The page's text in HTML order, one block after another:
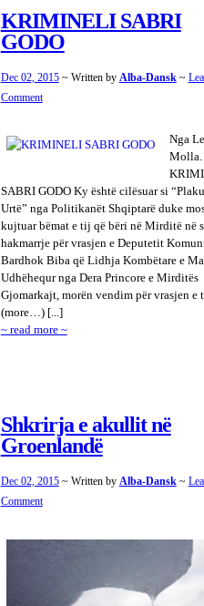
KRIMINELI SABRI
GODO
Dec 02, 2015 ~ Written by Alba-Dansk ~
Comment
Nga
Molla.
SABRI GODO Ky është cilësuar si
Urtë” nga Politikanët Shqiptarë duke
kujtuar bëmat e tij që bëri në Mirditë në
hakmarrje për vrasjen e Deputetit
Bardhok Biba që Lidhja Kombëtare e
Udhëhequr nga Dera Princore e Mirditës
Gjomarkajt, morën vendim për vrasjen e
(more…) [...]
~ read more ~
Shkrirja e akullit në
Groenlandë
Dec 02, 2015 ~ Written by Alba-Dansk ~
Comment